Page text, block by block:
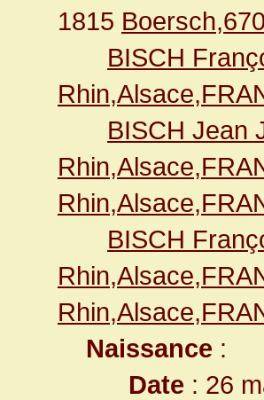
1815
BISCH
BISCH Jean
BISCH
Naissance :
Date : 26